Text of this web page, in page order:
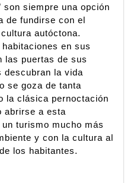
son siempre una opción
de fundirse con el
autóctona.
en sus
las puertas de sus
descubran la vida
se goza de tanta
la clásica pernoctación
abrirse a esta
turismo mucho más
y con la cultura al
los habitantes.